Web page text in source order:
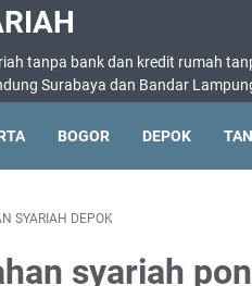
tanpa bank dan kredit rumah
Surabaya dan Bandar
BOGOR DEPOK
SYARIAH DEPOK
syariah